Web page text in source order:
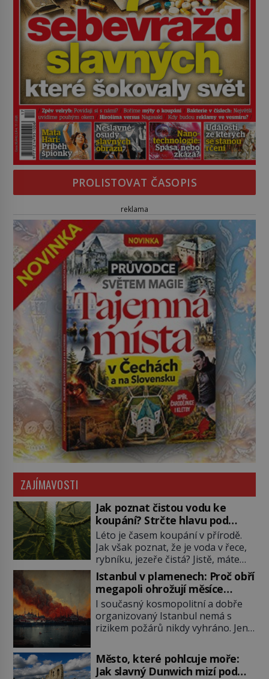
PROLISTOVAT ČASOPIS
reklama
ZAJÍMAVOSTI
Jak poznat čistou vodu ke
koupání? Strčte hlavu pod
hladinu!
Léto je časem koupání v přírodě.
Jak však poznat, že je voda v řece,
rybníku, jezeře čistá? Jistě, máte
možnost využít informace
hygieniků či podrobit křížovému
výslechu provozovatele přírodního
koupaliště. Existuje ale ještě jiná
alternativa. Jaká? Podívat se pod
hladinu a zjistit, kdo si onu
dávno před vámi. Říká se jim
bioindikátory […]
Istanbul v plamenech: Proč obří
megapoli ohrožují měsíce
smaženého lilku?
I současný kosmopolitní a dobře
organizovaný Istanbul nemá s
rizikem požárů nikdy vyhráno. Jen
představit, jaká požární rizika
skrýval Istanbul časů minulých. Jak
čelilo město v minulosti potenciální
Město, které pohlcuje moře:
Jak slavný Dunwich mizí pod